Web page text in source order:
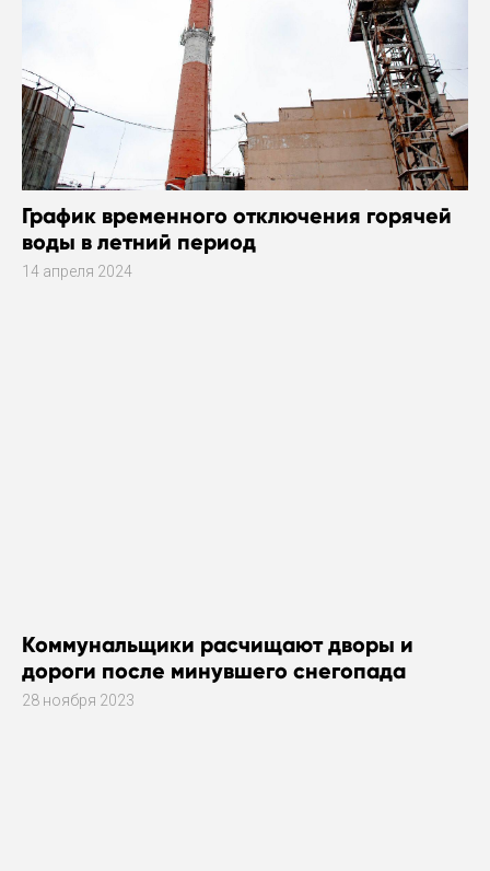
График временного отключения горячей
воды в летний период
14 апреля 2024
Коммунальщики расчищают дворы и
дороги после минувшего снегопада
28 ноября 2023